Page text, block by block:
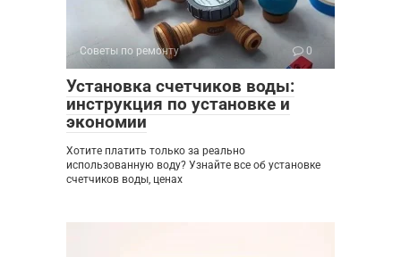
Советы по ремонту 0
Установка счетчиков воды:
инструкция по установке и
экономии
Хотите платить только за реально
использованную воду? Узнайте все об установке
счетчиков воды, ценах